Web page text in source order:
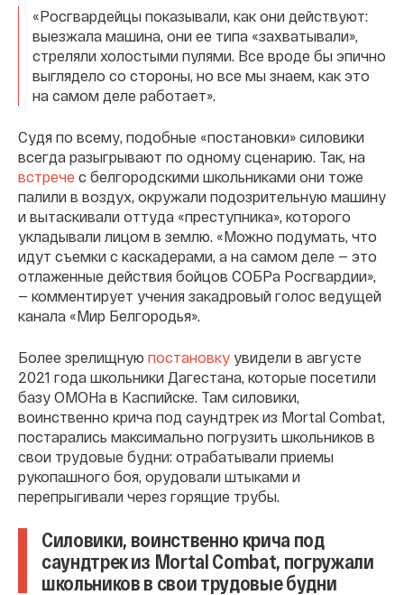
«Росгвардейцы показывали, как они действуют:
выезжала машина, они ее типа «захватывали»,
стреляли холостыми пулями. Все вроде бы эпично
выглядело со стороны, но все мы знаем, как это
на самом деле работает».
Судя по всему, подобные «постановки» силовики
всегда разыгрывают по одному сценарию. Так, на
встрече с белгородскими школьниками они тоже
палили в воздух, окружали подозрительную машину
и вытаскивали оттуда «преступника», которого
укладывали лицом в землю. «Можно подумать, что
идут съемки с каскадерами, а на самом деле — это
отлаженные действия бойцов СОБРа Росгвардии»,
— комментирует учения закадровый голос ведущей
канала «Мир Белгородья».
Более зрелищную постановку увидели в августе
2021 года школьники Дагестана, которые посетили
базу ОМОНа в Каспийске. Там силовики,
воинственно крича под саундтрек из Mortal Combat,
постарались максимально погрузить школьников в
свои трудовые будни: отрабатывали приемы
рукопашного боя, орудовали штыками и
перепрыгивали через горящие трубы.
Силовики, воинственно крича под
саундтрек из Mortal Combat, погружали
школьников в свои трудовые будни